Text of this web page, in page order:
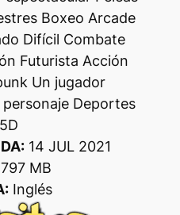
Boxeo Arcade
Difícil Combate
Futurista Acción
Un jugador
Deportes
14 JUL 2021
MB
Inglés